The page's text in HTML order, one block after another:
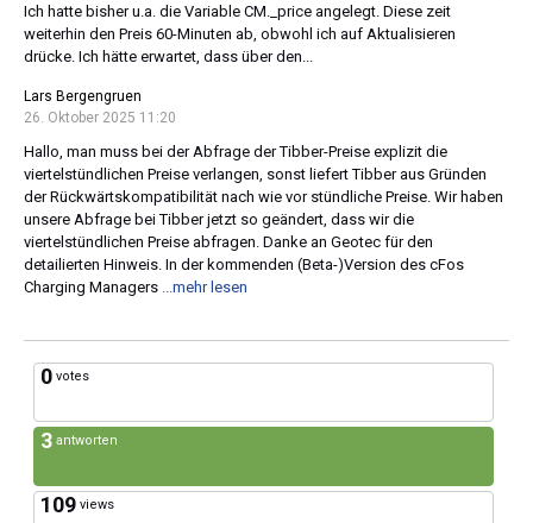
Ich hatte bisher u.a. die Variable CM._price angelegt. Diese zeit
weiterhin den Preis 60-Minuten ab, obwohl ich auf Aktualisieren
drücke. Ich hätte erwartet, dass über den...
Lars Bergengruen
26. Oktober 2025 11:20
Hallo, man muss bei der Abfrage der Tibber-Preise explizit die
viertelstündlichen Preise verlangen, sonst liefert Tibber aus Gründen
der Rückwärtskompatibilität nach wie vor stündliche Preise. Wir haben
unsere Abfrage bei Tibber jetzt so geändert, dass wir die
viertelstündlichen Preise abfragen. Danke an Geotec für den
detailierten Hinweis. In der kommenden (Beta-)Version des cFos
Charging Managers
...mehr lesen
0 votes
3 antworten
109 views